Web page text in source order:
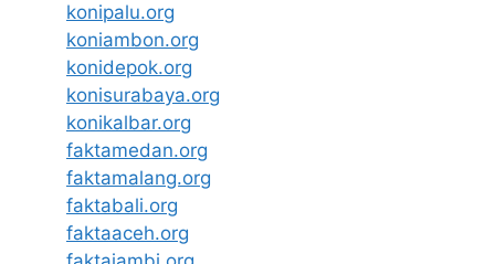
konipalu.org
koniambon.org
konidepok.org
konisurabaya.org
konikalbar.org
faktamedan.org
faktamalang.org
faktabali.org
faktaaceh.org